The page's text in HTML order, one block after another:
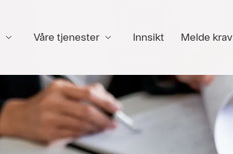
Våre tjenester Innsikt Melde krav